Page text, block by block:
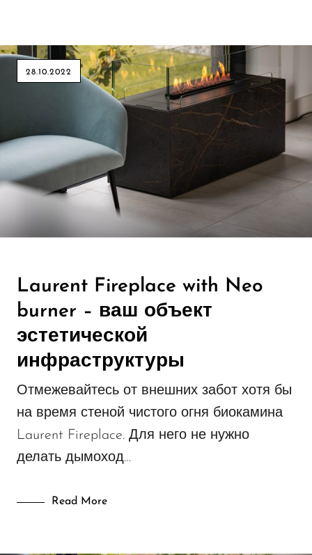
28.10.2022
Laurent Fireplace with Neo
burner – ваш объект
эстетической
инфраструктуры
Отмежевайтесь от внешних забот хотя бы
на время стеной чистого огня биокамина
Laurent Fireplace. Для него не нужно
делать дымоход…
Read More